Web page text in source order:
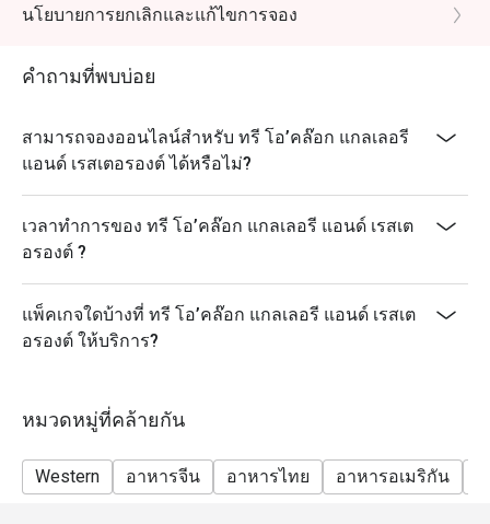
นโยบายการยกเลิกและแก้ไขการจอง
คำถามที่พบบ่อย
สามารถจองออนไลน์สำหรับ ทรี โอ’คล๊อก แกลเลอรี
แอนด์ เรสเตอรองต์ ได้หรือไม่?
เวลาทำการของ ทรี โอ’คล๊อก แกลเลอรี แอนด์ เรสเต
อรองต์ ?
แพ็คเกจใดบ้างที่ ทรี โอ’คล๊อก แกลเลอรี แอนด์ เรสเต
อรองต์ ให้บริการ?
หมวดหมู่ที่คล้ายกัน
Western อาหารจีน อาหารไทย อาหารอเมริกัน